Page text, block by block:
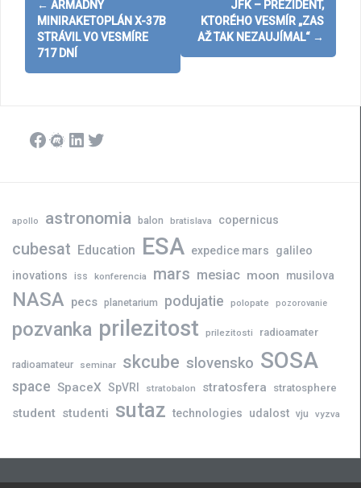
navigation
← ARMÁDNY
MINIRAKETOPLÁN X-37B
STRÁVIL VO VESMÍRE
717 DNÍ
JFK – PREZIDENT,
KTORÉHO VESMÍR „ZAS
AŽ TAK NEZAUJÍMAL“ →
Facebook
Meetup
LinkedIn
Twitter
apollo astronomia balon bratislava copernicus
cubesat Education ESA expedice mars
galileo
inovations iss konferencia mars mesiac moon musilova
NASA pecs planetarium podujatie polopate pozorovanie
pozvanka prilezitost prilezitosti radioamater
radioamateur seminar skcube slovensko SOSA
space SpaceX SpVRI stratobalon stratosfera stratosphere
student studenti sutaz technologies udalost vju vyzva